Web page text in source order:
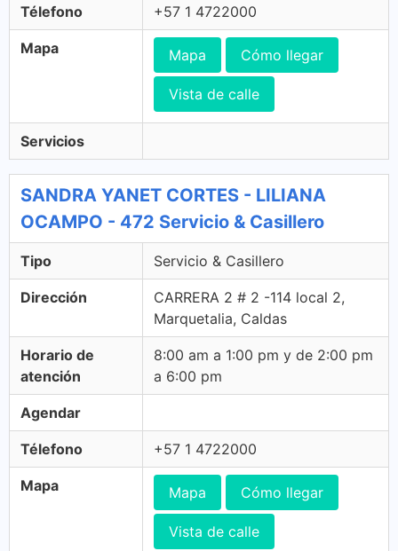
Télefono +57 1 4722000
Mapa Mapa Cómo llegar
Vista de calle
Servicios
SANDRA YANET CORTES - LILIANA
OCAMPO - 472 Servicio & Casillero
Tipo Servicio & Casillero
Dirección
CARRERA 2 # 2 -114 local 2,
Marquetalia, Caldas
Horario de
atención
8:00 am a 1:00 pm y de 2:00 pm
a 6:00 pm
Agendar
Télefono +57 1 4722000
Mapa Mapa Cómo llegar
Vista de calle